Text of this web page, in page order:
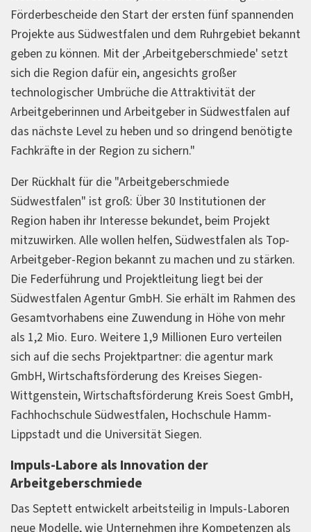
Förderbescheide den Start der ersten fünf spannenden
Projekte aus Südwestfalen und dem Ruhrgebiet bekannt
geben zu können. Mit der ,Arbeitgeberschmiede' setzt
sich die Region dafür ein, angesichts großer
technologischer Umbrüche die Attraktivität der
Arbeitgeberinnen und Arbeitgeber in Südwestfalen auf
das nächste Level zu heben und so dringend benötigte
Fachkräfte in der Region zu sichern."
Der Rückhalt für die "Arbeitgeberschmiede
Südwestfalen" ist groß: Über 30 Institutionen der
Region haben ihr Interesse bekundet, beim Projekt
mitzuwirken. Alle wollen helfen, Südwestfalen als Top-
Arbeitgeber-Region bekannt zu machen und zu stärken.
Die Federführung und Projektleitung liegt bei der
Südwestfalen Agentur GmbH. Sie erhält im Rahmen des
Gesamtvorhabens eine Zuwendung in Höhe von mehr
als 1,2 Mio. Euro. Weitere 1,9 Millionen Euro verteilen
sich auf die sechs Projektpartner: die agentur mark
GmbH, Wirtschaftsförderung des Kreises Siegen-
Wittgenstein, Wirtschaftsförderung Kreis Soest GmbH,
Fachhochschule Südwestfalen, Hochschule Hamm-
Lippstadt und die Universität Siegen.
Impuls-Labore als Innovation der
Arbeitgeberschmiede
Das Septett entwickelt arbeitsteilig in Impuls-Laboren
neue Modelle, wie Unternehmen ihre Kompetenzen als